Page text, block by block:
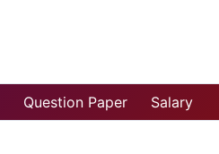
Question Paper Salary